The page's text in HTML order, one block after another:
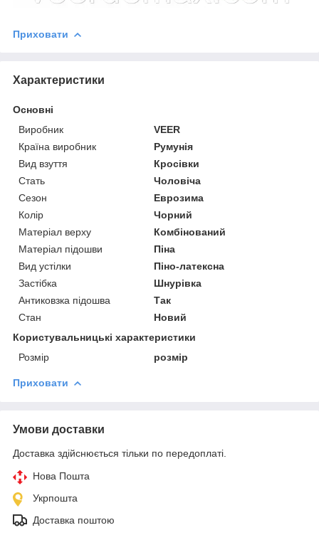
Приховати
Характеристики
Основні
Виробник
VEER
Країна виробник
Румунія
Вид взуття
Кросівки
Стать
Чоловіча
Сезон
Еврозима
Колір
Чорний
Матеріал верху
Комбінований
Матеріал підошви
Піна
Вид устілки
Піно-латексна
Застібка
Шнурівка
Антиковзка підошва
Так
Стан
Новий
Користувальницькі характеристики
Розмір
розмір
Приховати
Умови доставки
Доставка здійснюється тільки по передоплаті.
Нова Пошта
Укрпошта
Доставка поштою